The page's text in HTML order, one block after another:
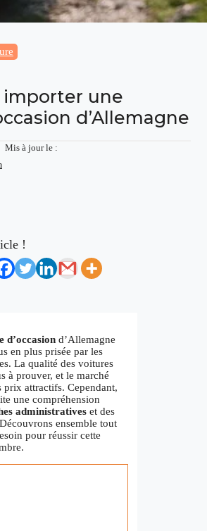
une
d’Allemagne
Mis à jour le :
!
d’occasion d’Allemagne
en plus prisée par les
La qualité des voitures
à prouver, et le marché
prix attractifs. Cependant,
une compréhension
administratives et des
ensemble tout
pour réussir cette